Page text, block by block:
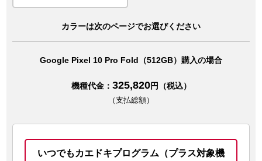
カラーは次のページでお選びください
Google Pixel 10 Pro Fold（512GB）購入の場合
機種代金： 325,820円（税込）
（支払総額）
いつでもカエドキプログラム（プラス対象機